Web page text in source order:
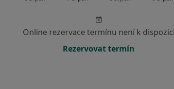
Online rezervace termínu není k
Rezervovat termín